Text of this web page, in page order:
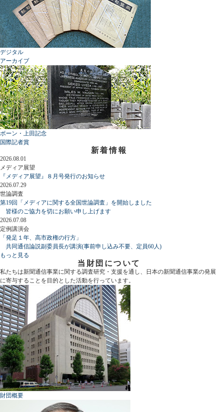
デジタル
アーカイブ
ボーン・上田記念
国際記者賞
新着情報
2026.08.01
メディア展望
『メディア展望』８月号発行のお知らせ
2026.07.29
世論調査
第19回「メディアに関する全国世論調査」を開始しました
皆様のご協力を切にお願い申し上げます
2026.07.08
定例講演会
「発足１年、高市政権の行方」
共同通信論説副委員長が講演(事前申し込み不要、定員60人)
もっと見る
当財団について
私たちは新聞通信事業に関する調査研究・支援を通し、日本の新聞通信事業の発展
に寄与することを目的とした活動を行っています。
財団概要